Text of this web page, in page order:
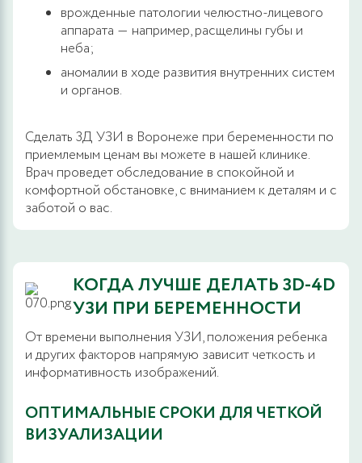
врожденные патологии челюстно-лицевого
аппарата ― например, расщелины губы и
неба;
аномалии в ходе развития внутренних систем
и органов.
Сделать 3Д УЗИ в Воронеже при беременности по
приемлемым ценам вы можете в нашей клинике.
Врач проведет обследование в спокойной и
комфортной обстановке, с вниманием к деталям и с
заботой о вас.
КОГДА ЛУЧШЕ ДЕЛАТЬ 3D-4D
УЗИ ПРИ БЕРЕМЕННОСТИ
От времени выполнения УЗИ, положения ребенка
и других факторов напрямую зависит четкость и
информативность изображений.
ОПТИМАЛЬНЫЕ СРОКИ ДЛЯ ЧЕТКОЙ
ВИЗУАЛИЗАЦИИ